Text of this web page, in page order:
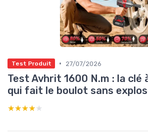
Test Produit • 27/07/2026
Test Avhrit 1600 N.m : la clé
qui fait le boulot sans
★★★★★
★★★★★